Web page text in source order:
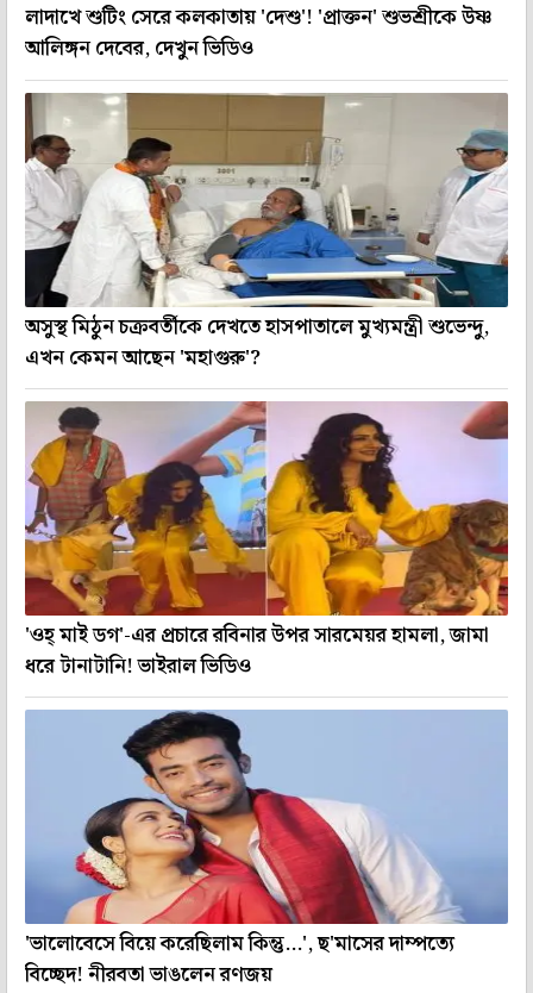
লাদাখে শুটিং সেরে কলকাতায় 'দেশু'! 'প্রাক্তন' শুভশ্রীকে উষ্ণ
আলিঙ্গন দেবের, দেখুন ভিডিও
অসুস্থ মিঠুন চক্রবর্তীকে দেখতে হাসপাতালে মুখ্যমন্ত্রী শুভেন্দু,
এখন কেমন আছেন 'মহাগুরু'?
'ওহ্ মাই ডগ'-এর প্রচারে রবিনার উপর সারমেয়র হামলা, জামা
ধরে টানাটানি! ভাইরাল ভিডিও
'ভালোবেসে বিয়ে করেছিলাম কিন্তু...', ছ'মাসের দাম্পত্যে
বিচ্ছেদ! নীরবতা ভাঙলেন রণজয়